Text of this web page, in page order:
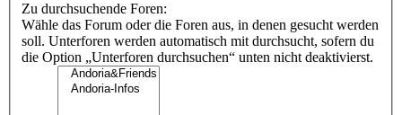
Zu durchsuchende Foren:
Wähle das Forum oder die Foren aus, in denen gesucht werden
soll. Unterforen werden automatisch mit durchsucht, sofern du
die Option „Unterforen durchsuchen“ unten nicht deaktivierst.